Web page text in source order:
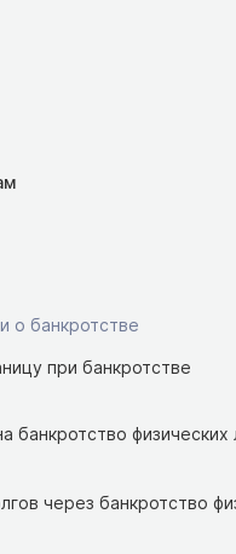
о банкротстве
при банкротстве
банкротство физических
через банкротство